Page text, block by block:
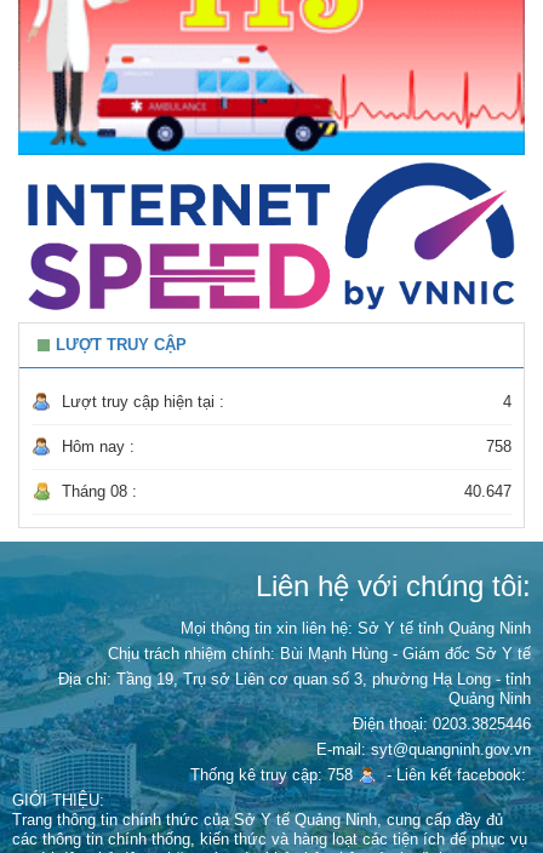
LƯỢT TRUY CẬP
Lượt truy cập hiện tại : 4
Hôm nay : 758
Tháng 08 : 40.647
Liên hệ với chúng tôi:
Mọi thông tin xin liên hệ: Sở Y tế tỉnh Quảng Ninh
Chịu trách nhiệm chính: Bùi Mạnh Hùng - Giám đốc Sở Y tế
Địa chỉ: Tầng 19, Trụ sở Liên cơ quan số 3, phường Hạ Long - tỉnh
Quảng Ninh
Điện thoại: 0203.3825446
E-mail: syt@quangninh.gov.vn
Thống kê truy cập: 758
-Liên kết facebook:
GIỚI THIỆU:
Trang thông tin chính thức của Sở Y tế Quảng Ninh, cung cấp đầy đủ
các thông tin chính thống, kiến thức và hàng loạt các tiện ích để phục vụ